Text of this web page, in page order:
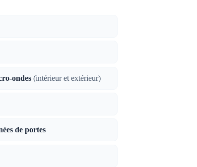
ondes (intérieur et extérieur)
de portes